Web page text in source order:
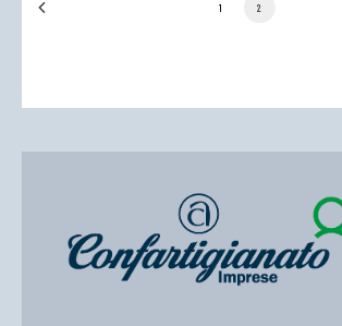
1 2